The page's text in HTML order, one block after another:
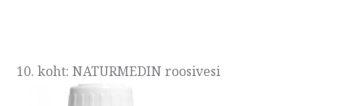
10. koht: NATURMEDIN roosivesi